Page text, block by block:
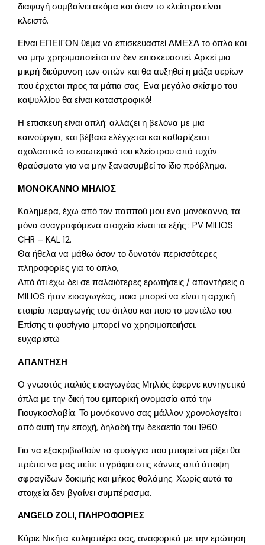
διαφυγή συμβαίνει ακόμα και όταν το κλείστρο είναι
κλειστό.
Είναι ΕΠΕΙΓΟΝ θέμα να επισκευαστεί ΑΜΕΣΑ το όπλο και
να μην χρησιμοποιείται αν δεν επισκευαστεί. Αρκεί μια
μικρή διεύρυνση των οπών και θα αυξηθεί η μάζα αερίων
που έρχεται προς τα μάτια σας. Ενα μεγάλο σκίσιμο του
καψυλλίου θα είναι καταστροφικό!
Η επισκευή είναι απλή: αλλάζει η βελόνα με μια
καινούργια, και βέβαια ελέγχεται και καθαρίζεται
σχολαστικά το εσωτερικό του κλείστρου από τυχόν
θραύσματα για να μην ξανασυμβεί το ίδιο πρόβλημα.
ΜΟΝΟΚΑΝΝΟ ΜΗΛΙΟΣ
Καλημέρα, έχω από τον παππού μου ένα μονόκαννο, τα
μόνα αναγραφόμενα στοιχεία είναι τα εξής : PV MILIOS
CHR – KAL 12.
Θα ήθελα να μάθω όσον το δυνατόν περισσότερες
πληροφορίες για το όπλο,
Από ότι έχω δει σε παλαιότερες ερωτήσεις / απαντήσεις ο
MILIOS ήταν εισαγωγέας, ποια μπορεί να είναι η αρχική
εταιρία παραγωγής του όπλου και ποιο το μοντέλο του.
Επίσης τι φυσίγγια μπορεί να χρησιμοποιήσει.
ευχαριστώ
ΑΠΑΝΤΗΣΗ
Ο γνωστός παλιός εισαγωγέας Μηλιός έφερνε κυνηγετικά
όπλα με την δική του εμπορική ονομασία από την
Γιουγκοσλαβία. Το μονόκαννο σας μάλλον χρονολογείται
από αυτή την εποχή, δηλαδή την δεκαετία του 1960.
Για να εξακριβωθούν τα φυσίγγια που μπορεί να ρίξει θα
πρέπει να μας πείτε τι γράφει στις κάννες από άποψη
σφραγίδων δοκιμής και μήκος θαλάμης. Χωρίς αυτά τα
στοιχεία δεν βγαίνει συμπέρασμα.
ANGELO ZOLI, ΠΛΗΡΟΦΟΡΙΕΣ
Κύριε Νικήτα καλησπέρα σας, αναφορικά με την ερώτηση